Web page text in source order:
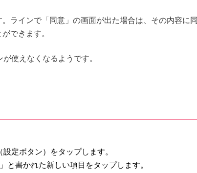
ラインで「同意」の画面が出た場合は、その内容に同
できます。
使えなくなるようです。
定ボタン）をタップします。
と書かれた新しい項目をタップします。